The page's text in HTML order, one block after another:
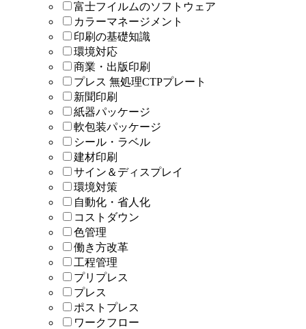
富士フイルムのソフトウェア
カラーマネージメント
印刷の基礎知識
環境対応
商業・出版印刷
プレス 無処理CTPプレート
新聞印刷
紙器パッケージ
軟包装パッケージ
シール・ラベル
建材印刷
サイン＆ディスプレイ
環境対策
自動化・省人化
コストダウン
色管理
働き方改革
工程管理
プリプレス
プレス
ポストプレス
ワークフロー